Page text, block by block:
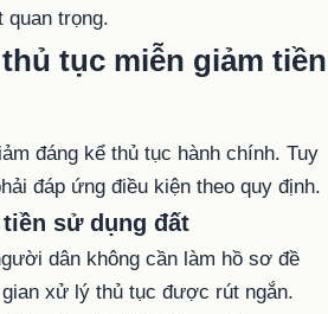
trọng.
tục miễn giảm tiền
đáng kể thủ tục hành chính. Tuy
đáp ứng điều kiện theo quy định.
sử dụng đất
dân không cần làm hồ sơ đề
xử lý thủ tục được rút ngắn.